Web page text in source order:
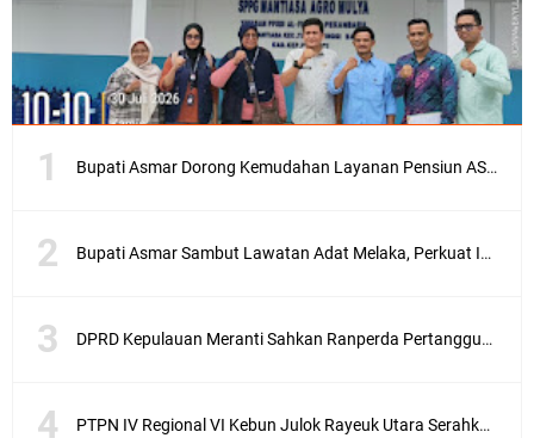
Bupati Asmar Dorong Kemudahan Layanan Pensiun ASN melalui Sinergi dengan BRK Syariah
Bupati Asmar Sambut Lawatan Adat Melaka, Perkuat Ikatan Serumpun Indonesia–Malaysia di Kepulauan Meranti
DPRD Kepulauan Meranti Sahkan Ranperda Pertanggungjawaban APBD 2025, Pemkab Siap Tindaklanjuti 11 Rekomendasi Banggar
PTPN IV Regional VI Kebun Julok Rayeuk Utara Serahkan Bantuan Mesin Genset untuk Dayah Darul Fata